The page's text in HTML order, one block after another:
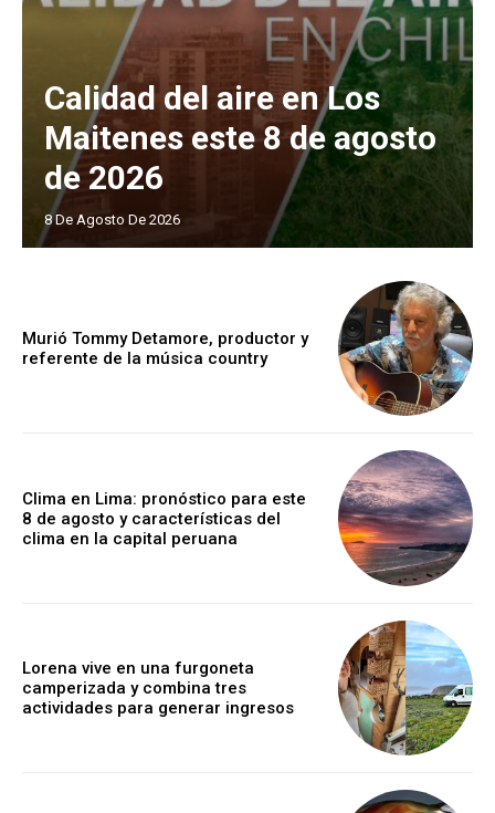
Calidad del aire en Los
Maitenes este 8 de agosto
de 2026
8 De Agosto De 2026
Murió Tommy Detamore, productor y
referente de la música country
Clima en Lima: pronóstico para este
8 de agosto y características del
clima en la capital peruana
Lorena vive en una furgoneta
camperizada y combina tres
actividades para generar ingresos